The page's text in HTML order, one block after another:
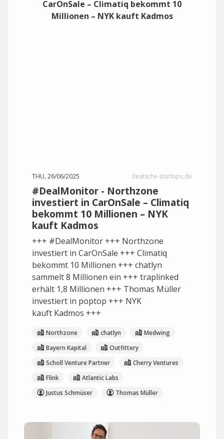
THU, 26/06/2025 deutsche-startups.de
#DealMonitor - Northzone
investiert in CarOnSale – Climatiq
bekommt 10 Millionen – NYK
kauft Kadmos
+++ #DealMonitor +++ Northzone
investiert in CarOnSale +++ Climatiq
bekommt 10 Millionen +++ chatlyn
sammelt 8 Millionen ein +++ traplinked
erhält 1,8 Millionen +++ Thomas Müller
investiert in poptop +++ NYK
kauft Kadmos +++
Northzone chatlyn
Medwing
Bayern Kapital
Outfittery
Scholl Venture Partner
Cherry Ventures
Flink
Atlantic Labs
Justus Schmüser
Thomas Müller